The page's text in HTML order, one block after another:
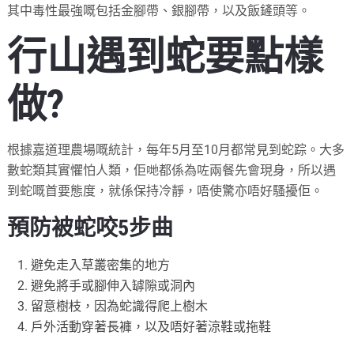
其中毒性最強嘅包括金腳帶、銀腳帶，以及飯鏟頭等。
行山遇到蛇要點樣
做?
根據嘉道理農場嘅統計，每年5月至10月都常見到蛇踪。大多
數蛇類其實懼怕人類，佢哋都係為咗兩餐先會現身，所以遇
到蛇嘅首要態度，就係保持冷靜，唔使驚亦唔好騷擾佢。
預防被蛇咬5步曲
避免走入草叢密集的地方
避免將手或腳伸入罅隙或洞內
留意樹枝，因為蛇識得爬上樹木
戶外活動穿著長褲，以及唔好著涼鞋或拖鞋